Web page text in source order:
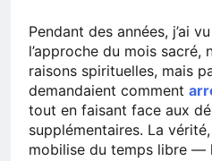
Pendant des années, j’ai
l’approche du mois sacré,
raisons spirituelles, mais
demandaient comment
tout en faisant face aux
supplémentaires. La vérité,
mobilise du temps libre —